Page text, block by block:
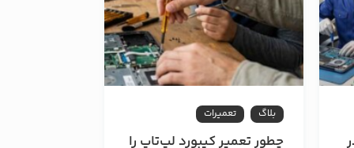
بلاگ تعمیرات
چطور تعمیر کیبورد لپ‌تاپ را